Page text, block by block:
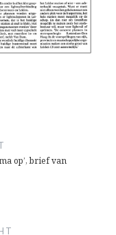
op’, brief van